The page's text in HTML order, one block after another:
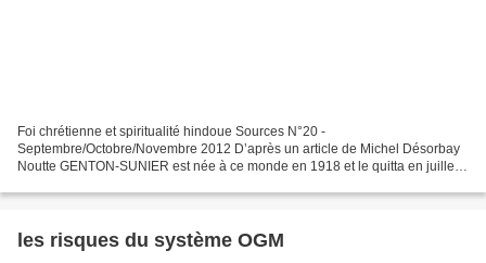
Foi chrétienne et spiritualité hindoue Sources N°20 -
Septembre/Octobre/Novembre 2012 D’après un article de Michel Désorbay
Noutte GENTON-SUNIER est née à ce monde en 1918 et le quitta en juillet
les risques du système OGM